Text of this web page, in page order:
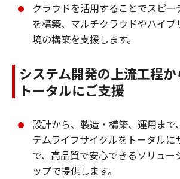
クラウドを活用することでスピー
を構築、マルチクラウドやハイ
境の構築を支援します。
システム開発の上流工程
トータルにご支援
設計から、製造・構築、運用まで
テムライフサイクルをトータルに
で、高品質で安心できるソリュー
ップで提供します。